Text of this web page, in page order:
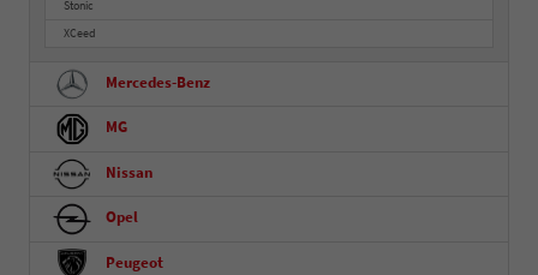
Stonic
XCeed
Mercedes-Benz
MG
Nissan
Opel
Peugeot